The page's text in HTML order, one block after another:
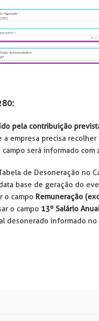
pela contribuição
empresa precisa recolher
será informado com
de Desoneração no
base de geração do
o campo Remuneração
o campo 13º Salário
desonerado informado no